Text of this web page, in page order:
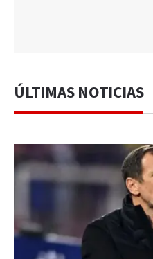
ÚLTIMAS NOTICIAS